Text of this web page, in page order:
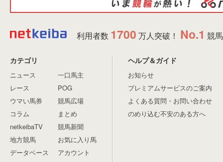
利用者数 1700 万人突破！ No.1 競
カテゴリ
ニュース
レース
ウマい馬券
コラム
netkeibaTV
地方競馬
データベース
一口馬主
POG
競馬広場
まとめ
競馬新聞
お気に入り馬
アカウント
ヘルプ＆ガイド
お知らせ
プレミアムサービスのご案内
よくある質問・お問い合わせ
のめり込む不安のある方へ